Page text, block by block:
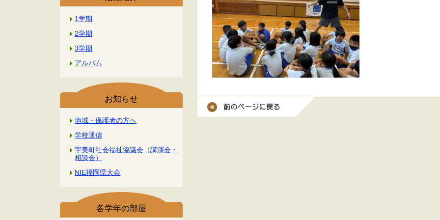
1学期
2学期
3学期
アルバム
お知らせ
地域・保護者の方へ
学校通信
宇美町社会福祉協議会（講演会・
相談会）
NIE福岡県大会
各学年の部屋